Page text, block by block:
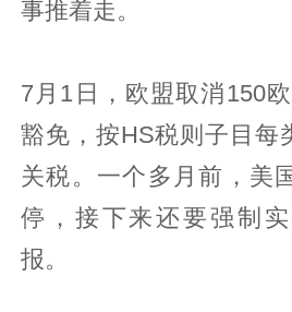
事推着走。
7月1日，欧盟取消150
豁免，按HS税则子目每
关税。一个多月前，美
停，接下来还要强制
报。